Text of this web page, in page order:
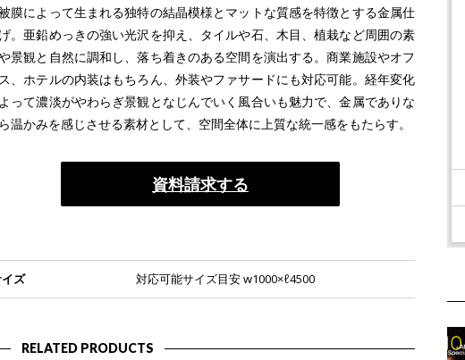
膜によって生まれる独特の結晶模様とマットな質感を特徴とする金属仕
。亜鉛めっきの強い光沢を抑え、タイルや石、木目、植栽など周囲の素
景観と自然に調和し、落ち着きのある空間を演出する。商業施設やオフ
、ホテルの内装はもちろん、外装やファサードにも対応可能。経年変化
って濃淡がやわらぎ景観となじんでいく風合いも魅力で、金属でありな
温かみを感じさせる素材として、空間全体に上質な統一感をもたらす。
資料請求する
ズ 対応可能サイズ目安 w1000×ℓ4500
RELATED PRODUCTS